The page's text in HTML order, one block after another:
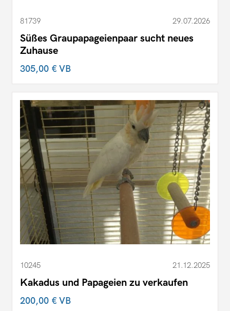
81739 29.07.2026
Süßes Graupapageienpaar sucht neues
Zuhause
305,00 €VB
10245 21.12.2025
Kakadus und Papageien zu verkaufen
200,00 €VB